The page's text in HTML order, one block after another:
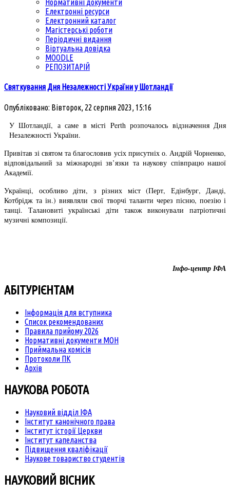
Нормативні документи
Електронні ресурси
Електронний каталог
Магістерські роботи
Періодичні видання
Віртуальна довідка
MOODLE
РЕПОЗИТАРІЙ
Святкування Дня Незалежності України у Шотландії
Опубліковано: Вівторок, 22 серпня 2023, 15:16
У Шотландії, а саме в місті Perth розпочалось відзначення Дня
Незалежності України.
Привітав зі святом та благословив усіх присутніх о. Андрій Чорненко,
відповідальний за міжнародні зв’язки та наукову співпрацю нашої
Академії.
Українці, особливо діти, з різних міст (Перт, Едінбург, Данді,
Котбрідж та ін.) виявляли свої творчі таланти через пісню, поезію і
танці. Талановиті українські діти також виконували патріотичні
музичні композиції.
Інфо-центр ІФА
АБІТУРІЄНТАМ
Інформація для вступника
Список рекомендованих
Правила прийому 2026
Нормативні документи МОН
Приймальна комісія
Протоколи ПК
Архів
НАУКОВА РОБОТА
Науковий відділ ІФА
Інститут канонічного права
Інститут історії Церкви
Інститут капеланства
Підвищення кваліфікації
Наукове товариство студентів
НАУКОВИЙ ВІСНИК